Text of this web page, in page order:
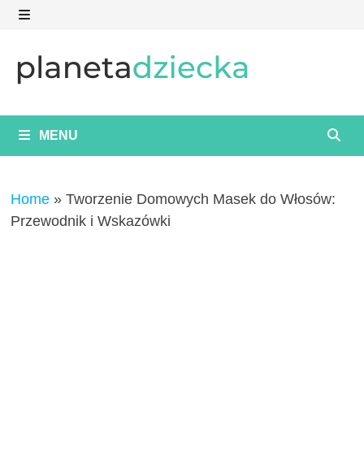
Skip
content
MENU
Home »Tworzenie Domowych Masek do Włosów:
Przewodnik i Wskazówki